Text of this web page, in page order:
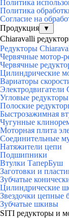
Политика
Политика
Согласие на
Продукция
▼
Chiaravalli
Редукторы
Червячные мотор-
Червячные
Цилиндрические
Вариаторы
Электродвигатели
Угловые
Полоские
Быстрозажимная
Чугунные
Моторная плита
Соединительные
Натяжители цепи
Подшипники
Втулки ТаперБуш
Заготовки и
Зубчатые
Цилиндрические
Звездочки цепные
Зубчатые шкивы
SITI редукторы и